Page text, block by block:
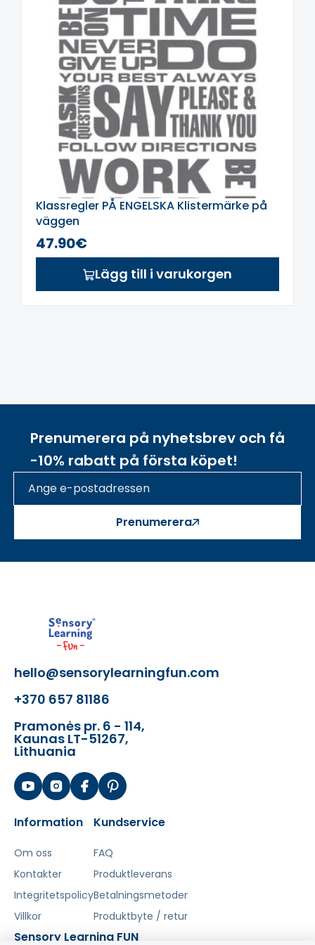
krävs gott humör, tålamod och
noggrannhet.
Klistermärket är gjort av
högkvalitativ matt vinyl, mycket
tunn, ger en målningseffekt på
väggen, utan kanter.
Om du inte hittade rätt färg eller
storlek, skriv till
oss labas@sensorinisugdymas.lt
vi kommer att försöka göra det
enligt dina önskemål.
Klassregler PÅ ENGELSKA Klistermärke på
väggen
47.90€
Lägg till i varukorgen
Prenumerera på nyhetsbrev och få
-10% rabatt på första köpet!
Prenumerera
hello@sensorylearningfun.com
+370 657 81186
Pramonės pr. 6 - 114,
Kaunas LT-51267,
Lithuania
Information
Om oss
Kontakter
Integritetspolicy
Villkor
Kundservice
FAQ
Produktleverans
Betalningsmetoder
Produktbyte / retur
Sensory Learning FUN